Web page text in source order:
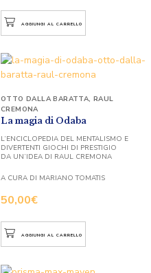
AGGIUNGI AL CARRELLO
La magia di Odaba
50,00€
OTTO DALLA BARATTA,RAUL
CREMONA
L’ENCICLOPEDIA DEL MENTALISMO E
DIVERTENTI GIOCHI DI PRESTIGIO
DA UN’IDEA DI RAUL CREMONA
A CURA DI MARIANO TOMATIS
AGGIUNGI AL CARRELLO